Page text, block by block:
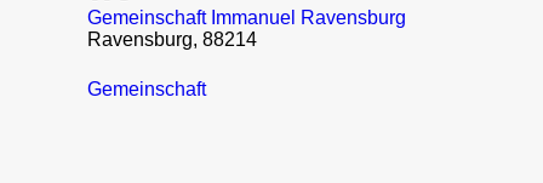
Gemeinschaft Immanuel Ravensburg
Ravensburg, 88214
Gemeinschaft